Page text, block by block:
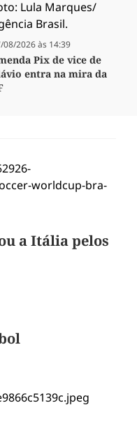
08/2026 às 14:39
Pix de vice de
entra na mira da
a Itália pelos